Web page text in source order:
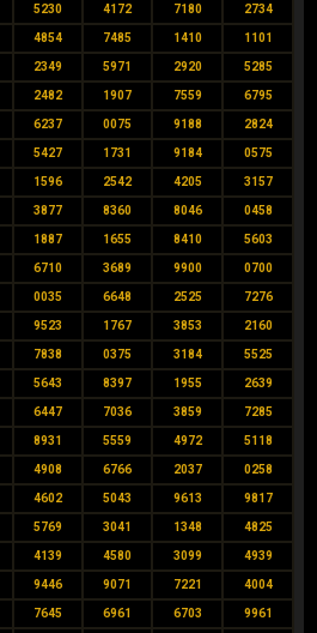
5230 4172 7180 2734
4854 7485 1410 1101
2349 5971 2920 5285
2482 1907 7559 6795
6237 0075 9188 2824
5427 1731 9184 0575
1596 2542 4205 3157
3877 8360 8046 0458
1887 1655 8410 5603
6710 3689 9900 0700
0035 6648 2525 7276
9523 1767 3853 2160
7838 0375 3184 5525
5643 8397 1955 2639
6447 7036 3859 7285
8931 5559 4972 5118
4908 6766 2037 0258
4602 5043 9613 9817
5769 3041 1348 4825
4139 4580 3099 4939
9446 9071 7221 4004
7645 6961 6703 9961